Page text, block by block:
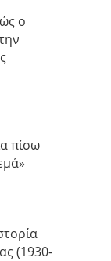
ο
πίσω
(1930-